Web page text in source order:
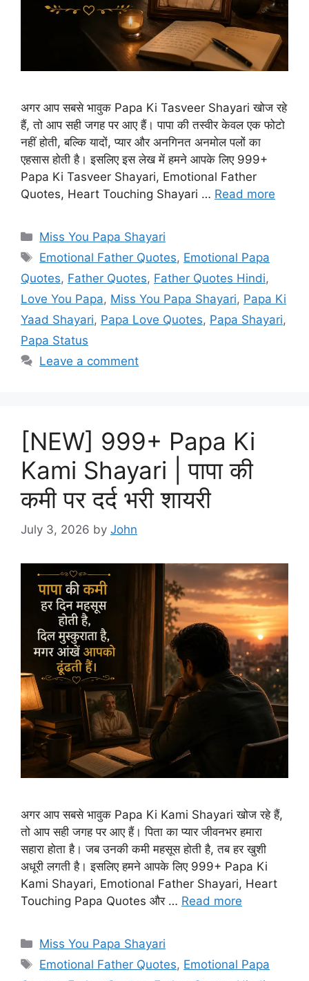
अगर आप सबसे भावुक Papa Ki Tasveer Shayari खोज रहे
हैं, तो आप सही जगह पर आए हैं। पापा की तस्वीर केवल एक फोटो
नहीं होती, बल्कि यादों, प्यार और अनगिनत अनमोल पलों का
एहसास होती है। इसलिए इस लेख में हमने आपके लिए 999+
Papa Ki Tasveer Shayari, Emotional Father
Quotes, Heart Touching Shayari … Read more
Categories
Miss You Papa Shayari
Tags
Emotional Father Quotes, Emotional Papa
Quotes, Father Quotes, Father Quotes Hindi,
Love You Papa, Miss You Papa Shayari, Papa Ki
Yaad Shayari, Papa Love Quotes, Papa Shayari,
Papa Status
Leave a comment
[NEW] 999+ Papa Ki
Kami Shayari | पापा की
कमी पर दर्द भरी शायरी
July 3, 2026 by John
अगर आप सबसे भावुक Papa Ki Kami Shayari खोज रहे हैं,
तो आप सही जगह पर आए हैं। पिता का प्यार जीवनभर हमारा
सहारा होता है। जब उनकी कमी महसूस होती है, तब हर खुशी
अधूरी लगती है। इसलिए हमने आपके लिए 999+ Papa Ki
Kami Shayari, Emotional Father Shayari, Heart
Touching Papa Quotes और … Read more
Categories
Miss You Papa Shayari
Tags
Emotional Father Quotes, Emotional Papa